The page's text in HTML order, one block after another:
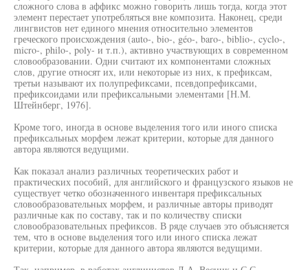
сложного слова в аффикс можно говорить лишь тогда, когда этот
элемент перестает употребляться вне композита. Наконец, среди
лингвистов нет единого мнения относительно элементов
греческого происхождения (auto-, bio-, géo-, baro-, biblio-, cyclo-,
micro-, philo-, poly- и т.п.), активно участвующих в современном
словообразовании. Одни считают их компонентами сложных
слов, другие относят их, или некоторые из них, к префиксам,
третьи называют их полупрефиксами, псевдопрефиксами,
префиксоидами или префиксальными элементами [Н.М.
Штейнберг, 1976].
Кроме того, иногда в основе выделения того или иного списка
префиксальных морфем лежат критерии, которые для данного
автора являются ведущими.
Как показал анализ различных теоретических работ и
практических пособий, для английского и французского языков не
существует четко обозначенного инвентаря префиксальных
словообразовательных морфем, и различные авторы приводят
различные как по составу, так и по количеству списки
словообразовательных префиксов. В ряде случаев это объясняется
тем, что в основе выделения того или иного списка лежат
критерии, которые для данного автора являются ведущими.